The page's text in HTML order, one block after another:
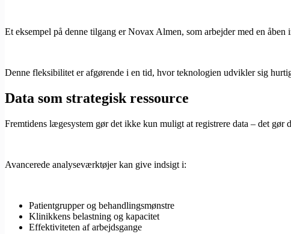
Et eksempel på denne tilgang er Novax Almen, som arbejder med en
Denne fleksibilitet er afgørende i en tid, hvor teknologien udvikler sig
Data som strategisk ressource
Fremtidens lægesystem gør det ikke kun muligt at registrere data – det gør
Avancerede analyseværktøjer kan give indsigt i:
Patientgrupper og behandlingsmønstre
Klinikkens belastning og kapacitet
Effektiviteten af arbejdsgange